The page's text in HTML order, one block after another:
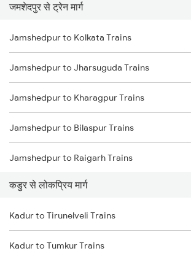
Kadur to Hubli Trains
Kadur to Shimoga Trains
Kadur to Mysore Trains
Kadur to Dharwad Trains
Kadur to Bhadravati Trains
Kadur to Belagavi Trains
जमशेदपुर से ट्रेन मार्ग
Jamshedpur to Kolkata Trains
Jamshedpur to Jharsuguda Trains
Jamshedpur to Kharagpur Trains
Jamshedpur to Bilaspur Trains
Jamshedpur to Raigarh Trains
Jamshedpur to Champa Trains
Jamshedpur to Rajgangpur Trains
Jamshedpur to Ghatshila Trains
कडुर से लोकप्रिय मार्ग
Kadur to Tirunelveli Trains
Kadur to Tumkur Trains